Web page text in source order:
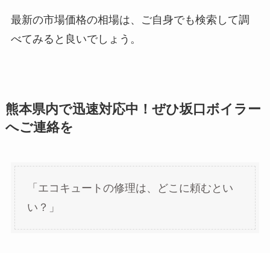
最新の市場価格の相場は、ご自身でも検索して調
べてみると良いでしょう。
熊本県内で迅速対応中！ぜひ坂口ボイラー
へご連絡を
「エコキュートの修理は、どこに頼むとい
い？」